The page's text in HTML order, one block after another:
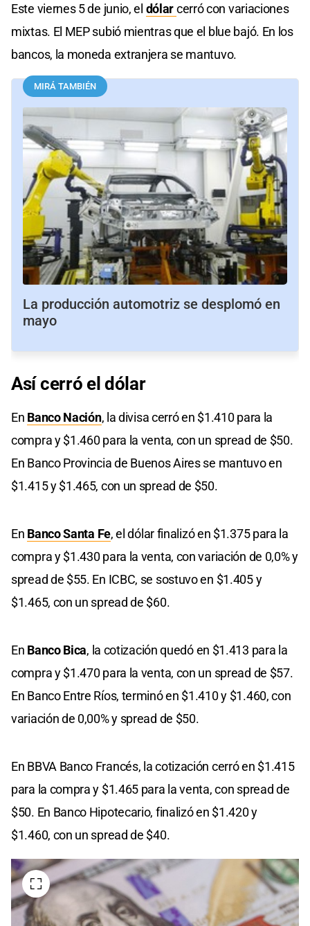
Este viernes 5 de junio, el dólarcerró con variaciones
mixtas. El MEP subió mientras que el blue bajó. En los
bancos, la moneda extranjera se mantuvo.
MIRÁ TAMBIÉN
La producción automotriz se desplomó en
mayo
Así cerró el dólar
En Banco Nación, la divisa cerró en $1.410 para la
compra y $1.460 para la venta, con un spread de $50.
En Banco Provincia de Buenos Aires se mantuvo en
$1.415 y $1.465, con un spread de $50.
En Banco Santa Fe, el dólar finalizó en $1.375 para la
compra y $1.430 para la venta, con variación de 0,0% y
spread de $55. En ICBC, se sostuvo en $1.405 y
$1.465, con un spread de $60.
En Banco Bica, la cotización quedó en $1.413 para la
compra y $1.470 para la venta, con un spread de $57.
En Banco Entre Ríos, terminó en $1.410 y $1.460, con
variación de 0,00% y spread de $50.
En BBVA Banco Francés, la cotización cerró en $1.415
para la compra y $1.465 para la venta, con spread de
$50. En Banco Hipotecario, finalizó en $1.420 y
$1.460, con un spread de $40.